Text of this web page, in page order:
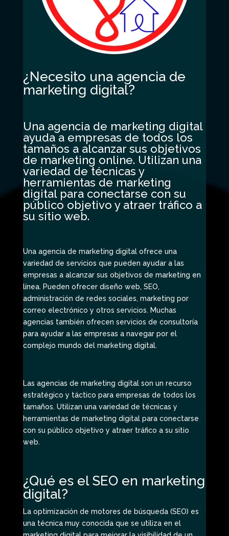
¿Necesito una agencia de
marketing digital?
Una agencia de marketing digital
ayuda a empresas de todos los
tamaños a alcanzar sus objetivos
de marketing online. Utilizan una
variedad de técnicas y
herramientas de marketing
digital para conectarse con su
público objetivo y atraer tráfico a
su sitio web.
Una agencia de marketing digital ofrece una
variedad de servicios que pueden ayudar a las
empresas a alcanzar sus objetivos de marketing en
línea. Pueden ofrecer diseño web, SEO,
administración de redes sociales, marketing por
correo electrónico y otros servicios. Muchas
agencias también ofrecen servicios de consultoría
para ayudar a las empresas a navegar por el
complejo mundo del marketing digital.
Las agencias de marketing digital son un recurso
estratégico y táctico para empresas de todos los
tamaños. Utilizan una variedad de técnicas y
herramientas de marketing digital para conectarse
con su público objetivo y atraer tráfico a su sitio
web.
¿Qué es el SEO en marketing
digital?
La optimización de motores de búsqueda (SEO) es
una técnica muy conocida que se utiliza en el